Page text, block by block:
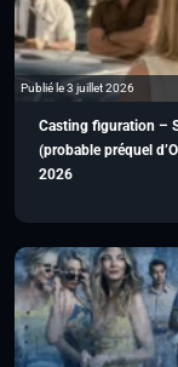
Publié le 3 juillet 2026
Casting figuration –
(probable préquel
2026